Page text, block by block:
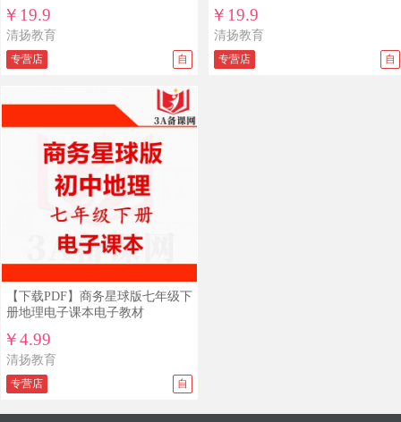
末测试视频3A备课网
￥19.9
清扬教育
专营店 自
中期末测试视频3A备课网
￥19.9
清扬教育
专营店 自
【下载PDF】商务星球版七年级下
册地理电子课本电子教材
￥4.99
清扬教育
专营店 自